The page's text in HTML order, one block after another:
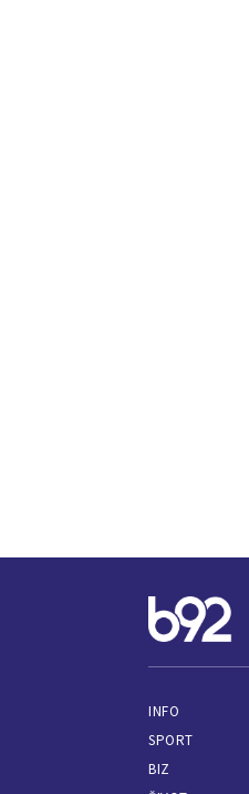
INFO
SPORT
BIZ